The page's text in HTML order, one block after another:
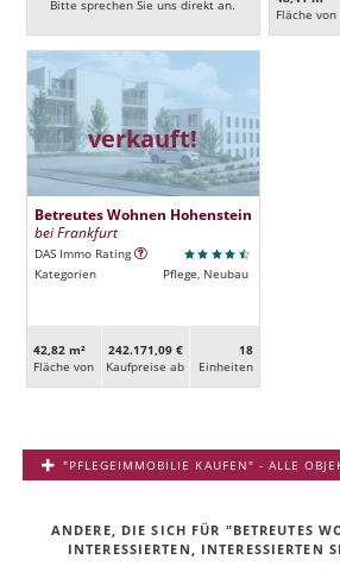
Bitte sprechen Sie uns direkt an.
Fläche von
verkauft!
Betreutes Wohnen Hohenstein
bei Frankfurt
DAS Immo Rating
Kategorien
Pflege, Neubau
42,82 m²
Fläche von
242.171,09 €
Kaufpreise ab
18
Ein­heiten
"PFLEGEIMMOBILIE KAUFEN" - ALLE
ANDERE, DIE SICH FÜR "BETREUTES
INTERESSIERTEN, INTERESSIERTEN